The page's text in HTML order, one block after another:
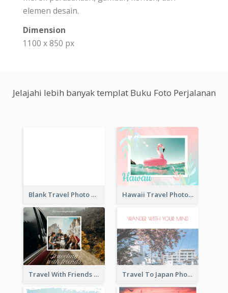
elemen desain.
Dimension
1100 x 850 px
Jelajahi lebih banyak templat Buku Foto Perjalanan
Blank Travel Photo Book Hawaii Travel Photo Book
Travel With Friends Photo Book Travel To Japan Photo Book